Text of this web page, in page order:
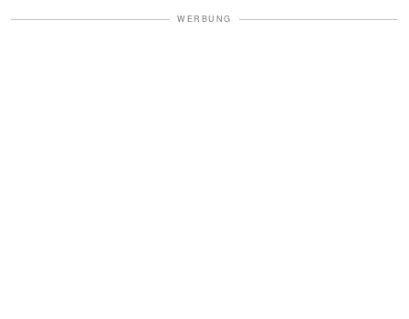
WERBUNG